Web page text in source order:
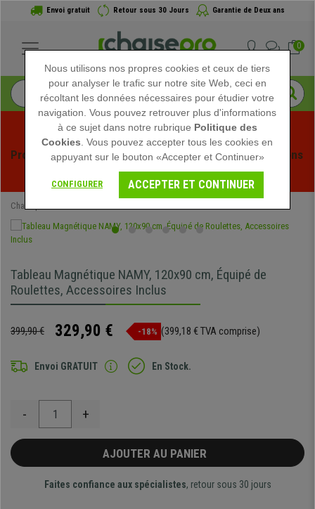
Envoi gratuit Retour sous 30 Jours Garantie de Deux ans
0
Profitez des soldes d'été chez Chaisepro ! Des réductions
exclusives pour une durée limitée - Voir l'offre
Chaisepro
Tableau Magnétique NAMY, 120x90 cm, Équipé de
Roulettes, Accessoires Inclus
399,90 € 329,90 € -18% (399,18 € TVA comprise)
Envoi GRATUIT En Stock.
- +
AJOUTER AU PANIER
Faites confiance aux spécialistes, retour sous 30 jours
Nous utilisons nos propres cookies et ceux de tiers
pour analyser le trafic sur notre site Web, ceci en
récoltant les données nécessaires pour étudier votre
navigation. Vous pouvez retrouver plus d'informations
à ce sujet dans notre rubrique Politique des
Cookies . Vous pouvez accepter tous les cookies en
appuyant sur le bouton «Accepter et Continuer»
CONFIGURER ACCEPTER ET CONTINUER